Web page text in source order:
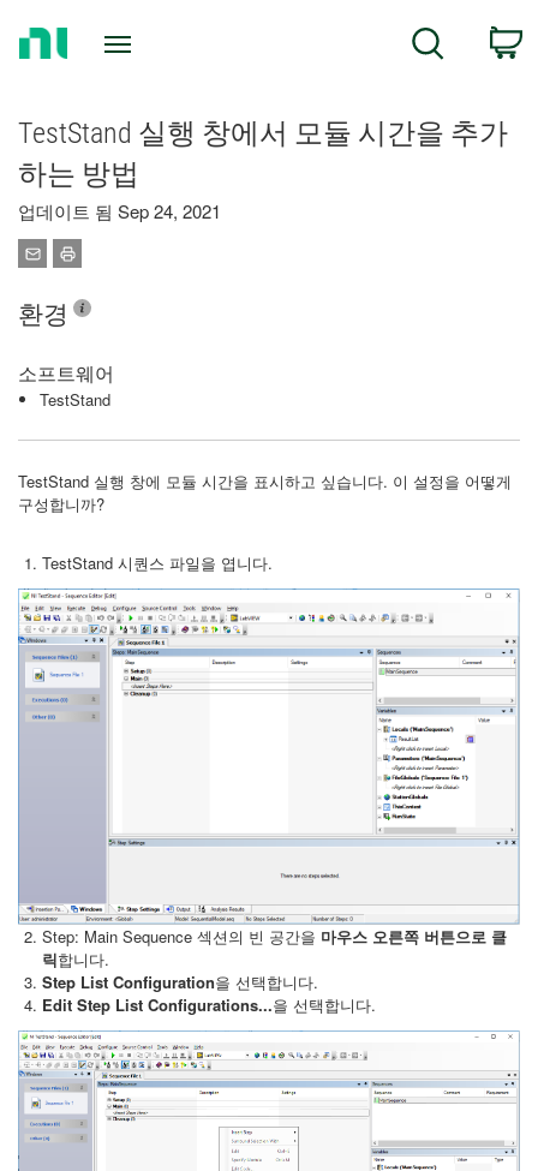
Search
TestStand 실행 창에서 모듈 시간을 추가
하는 방법
업데이트 됨 Sep 24, 2021
환경
소프트웨어
TestStand
TestStand 실행 창에 모듈 시간을 표시하고 싶습니다. 이 설정을 어떻게
구성합니까?
TestStand 시퀀스 파일을 엽니다.
Step: Main Sequence 섹션의 빈 공간을 마우스 오른쪽 버튼으로 클
릭합니다.
Step List Configuration을 선택합니다.
Edit Step List Configurations...을 선택합니다.